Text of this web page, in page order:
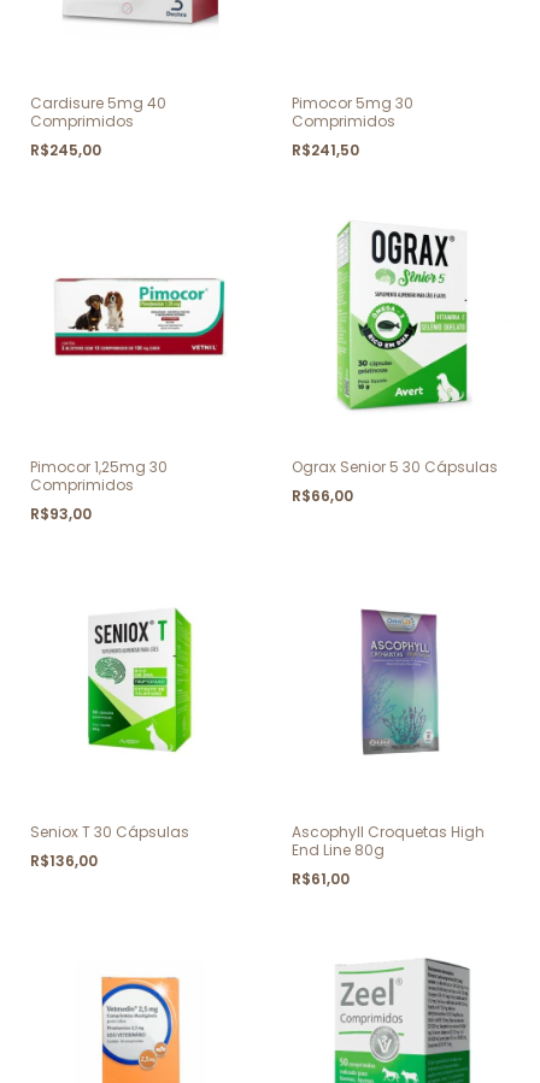
Cardisure 5mg 40
Comprimidos
R$245,00
Pimocor 5mg 30
Comprimidos
R$241,50
Pimocor 1,25mg 30
Comprimidos
R$93,00
Ograx Senior 5 30 Cápsulas
R$66,00
Seniox T 30 Cápsulas
R$136,00
Ascophyll Croquetas High
End Line 80g
R$61,00